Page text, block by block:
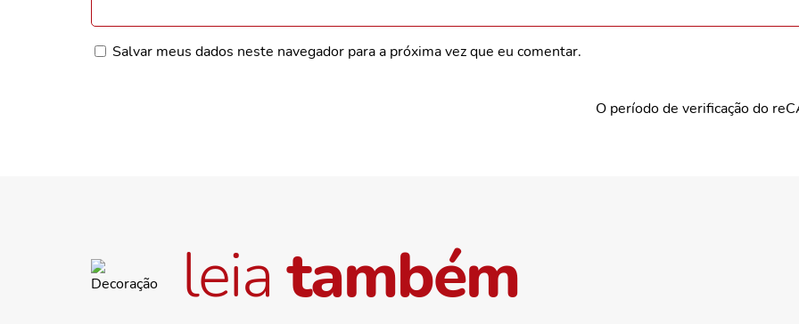
Salvar meus dados neste navegador para a próxima vez que eu comentar.
O período de verificação do
leiatambém